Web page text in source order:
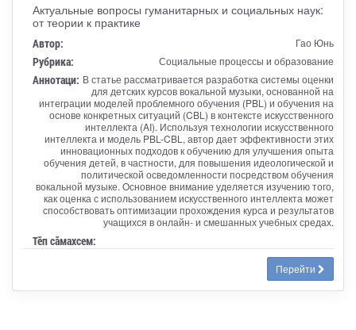
Актуальные вопросы гуманитарных и социальных наук:
от теории к практике
Автор: Гао Юнь
Рубрика: Социальные процессы и образование
Аннотаци: В статье рассматривается разработка системы оценки
для детских курсов вокальной музыки, основанной на
интеграции моделей проблемного обучения (PBL) и обучения на
основе конкретных ситуаций (CBL) в контексте искусственного
интеллекта (AI). Используя технологии искусственного
интеллекта и модель PBL-CBL, автор дает эффективности этих
инновационных подходов к обучению для улучшения опыта
обучения детей, в частности, для повышения идеологической и
политической осведомленности посредством обучения
вокальной музыке. Основное внимание уделяется изучению того,
как оценка с использованием искусственного интеллекта может
способствовать оптимизации прохождения курса и результатов
учащихся в онлайн- и смешанных учебных средах.
Тӗп сӑмахсем:
Перейти